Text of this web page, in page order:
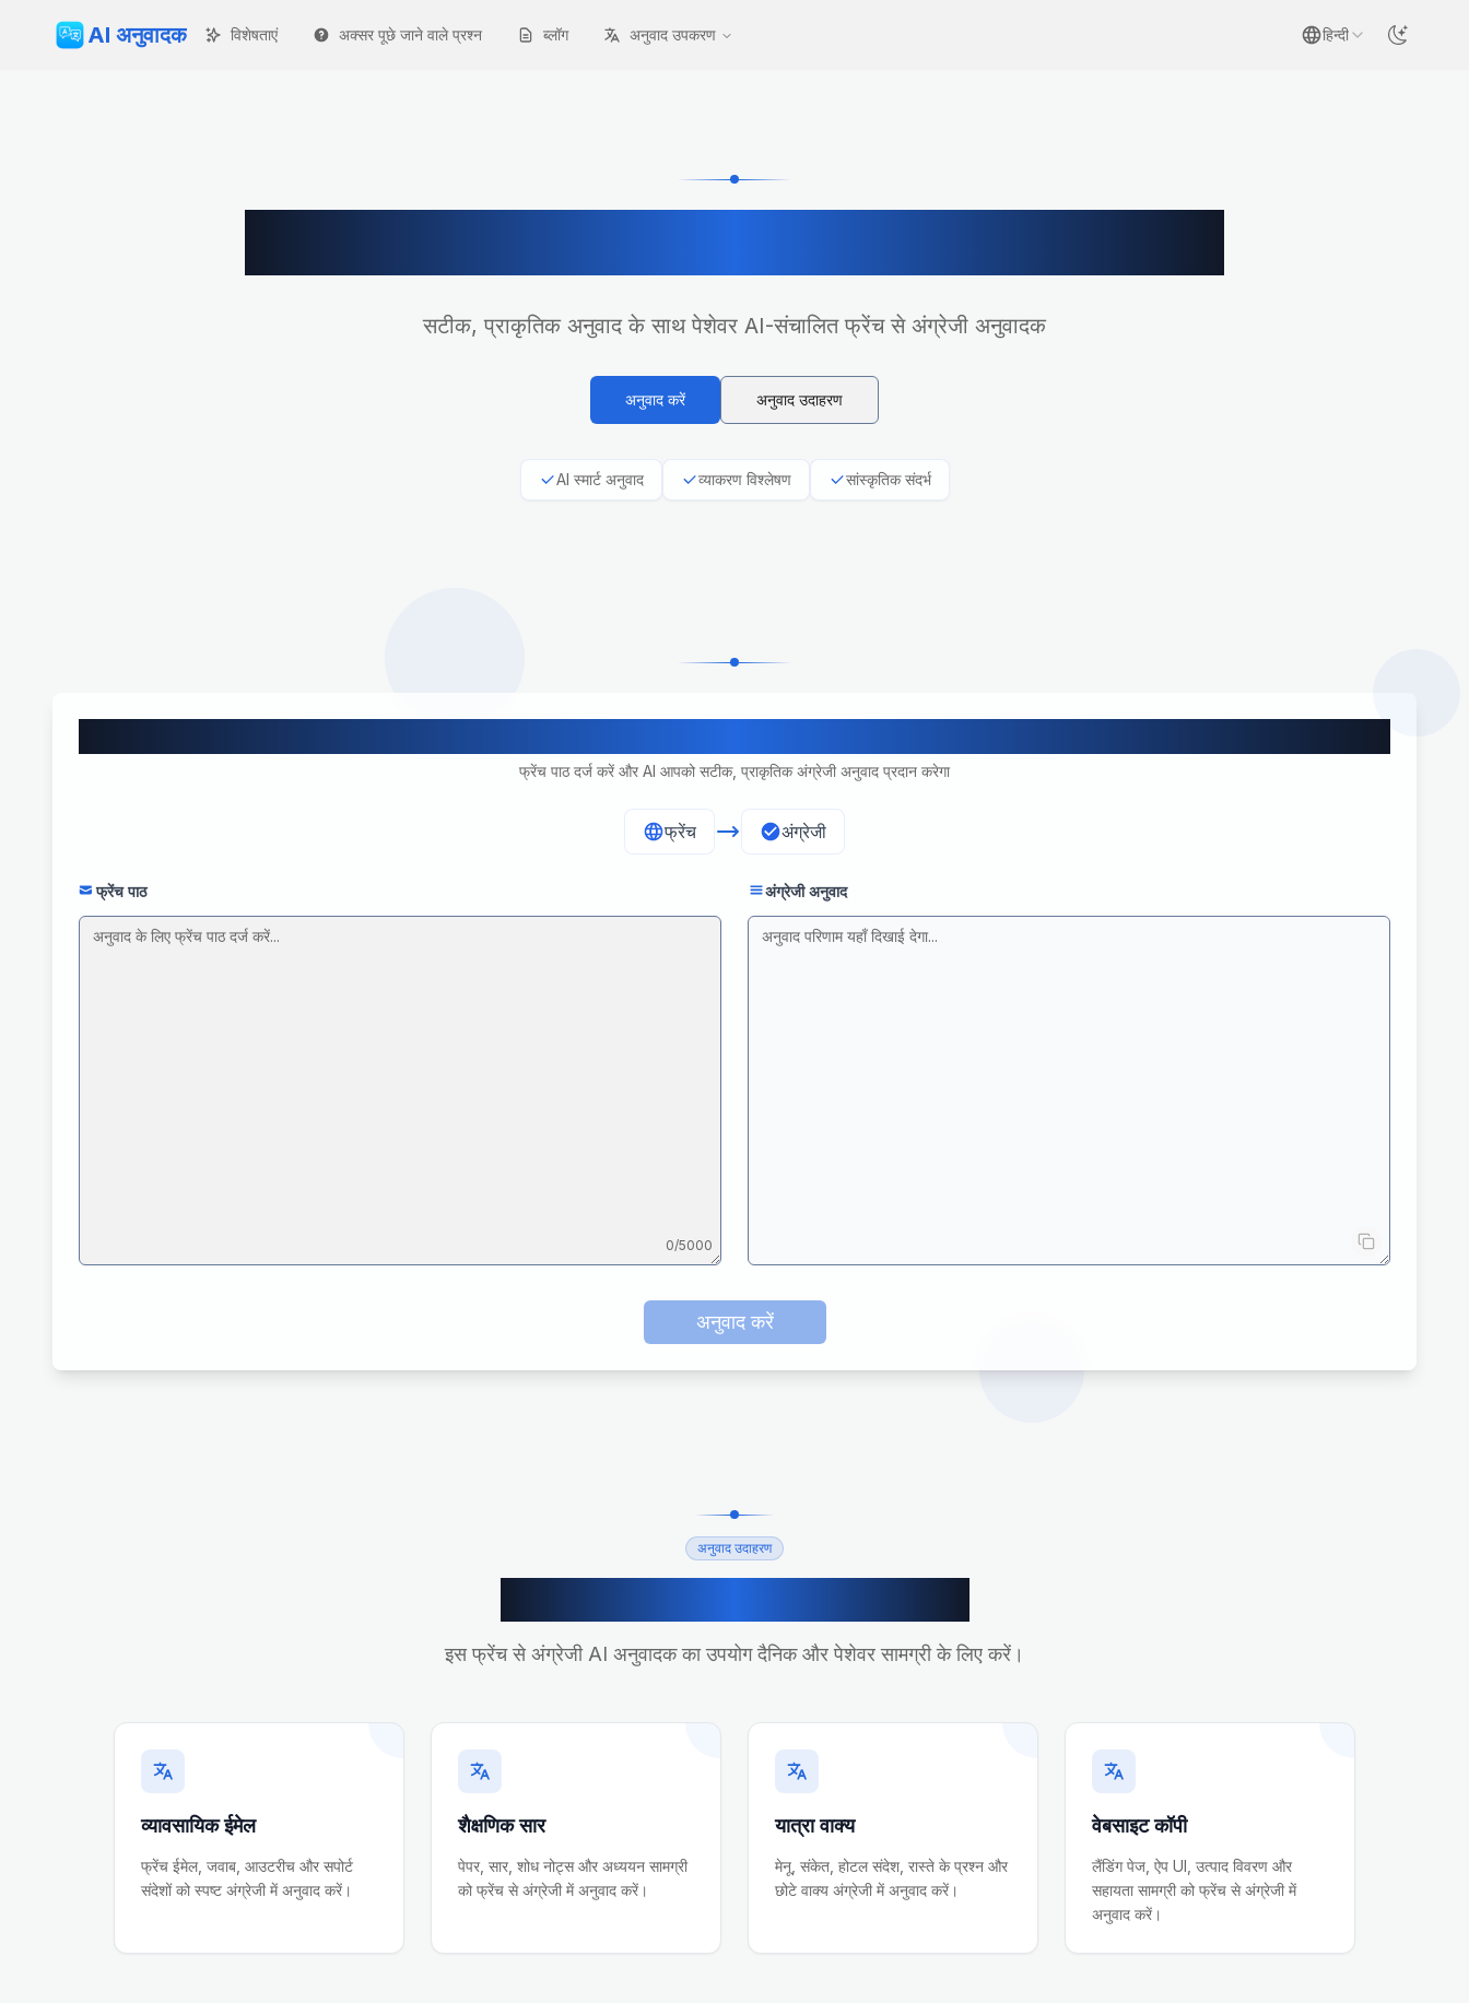
AI अनुवादक विशेषताएं अक्सर पूछे जाने वाले प्रश्न ब्लॉग अनुवाद उपकरण हिन्दी
सटीक, प्राकृतिक अनुवाद के साथ पेशेवर AI-संचालित फ्रेंच से अंग्रेजी अनुवादक
अनुवाद करें अनुवाद उदाहरण
AI स्मार्ट अनुवाद व्याकरण विश्लेषण सांस्कृतिक संदर्भ
फ्रेंच पाठ दर्ज करें और AI आपको सटीक, प्राकृतिक अंग्रेजी अनुवाद प्रदान करेगा
फ्रेंच अंग्रेजी
फ्रेंच पाठ
0/5000
अंग्रेजी अनुवाद
अनुवाद करें
अनुवाद उदाहरण
इस फ्रेंच से अंग्रेजी AI अनुवादक का उपयोग दैनिक और पेशेवर सामग्री के लिए करें।
व्यावसायिक ईमेल
फ्रेंच ईमेल, जवाब, आउटरीच और सपोर्ट
संदेशों को स्पष्ट अंग्रेजी में अनुवाद करें।
शैक्षणिक सार
पेपर, सार, शोध नोट्स और अध्ययन सामग्री
को फ्रेंच से अंग्रेजी में अनुवाद करें।
यात्रा वाक्य
मेनू, संकेत, होटल संदेश, रास्ते के प्रश्न और
छोटे वाक्य अंग्रेजी में अनुवाद करें।
वेबसाइट कॉपी
लैंडिंग पेज, ऐप UI, उत्पाद विवरण और
सहायता सामग्री को फ्रेंच से अंग्रेजी में
अनुवाद करें।